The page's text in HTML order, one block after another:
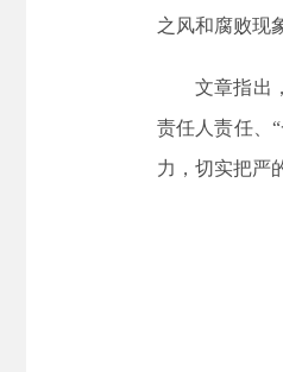
之风和腐败现
文章指出，
责任人责任、
力，切实把严